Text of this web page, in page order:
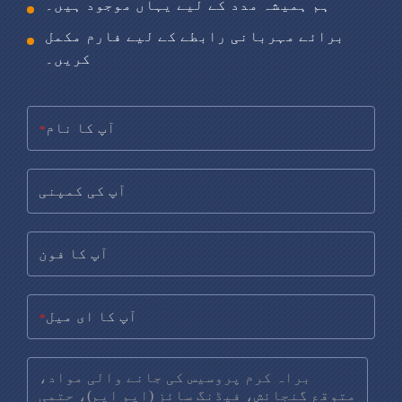
ہم ہمیشہ مدد کے لیے یہاں موجود ہیں۔
برائے مہربانی رابطے کے لیے فارم مکمل
کریں۔
*
*